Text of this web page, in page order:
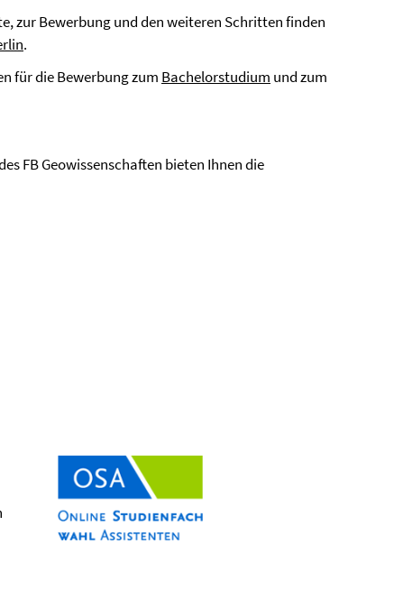
zur Bewerbung und den weiteren Schritten finden
.
für die Bewerbung zum Bachelorstudium und zum
FB Geowissenschaften bieten Ihnen die